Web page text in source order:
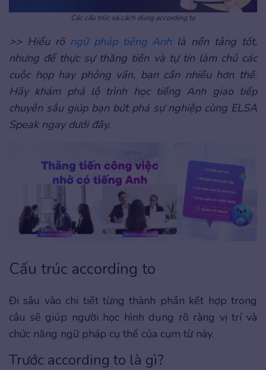
Các cấu trúc và cách dùng according to
>> Hiểu rõ ngữ pháp tiếng Anhlà nền tảng tốt,
nhưng để thực sự thăng tiến và tự tin làm chủ các
cuộc họp hay phỏng vấn, bạn cần nhiều hơn thế.
Hãy khám phá lộ trình học tiếng Anh giao tiếp
chuyên sâu giúp bạn bứt phá sự nghiệp cùng ELSA
Speak ngay dưới đây.
Cấu trúc according to
Đi sâu vào chi tiết từng thành phần kết hợp trong
câu sẽ giúp người học hình dung rõ ràng vị trí và
chức năng ngữ pháp cụ thể của cụm từ này.
Trước according to là gì?